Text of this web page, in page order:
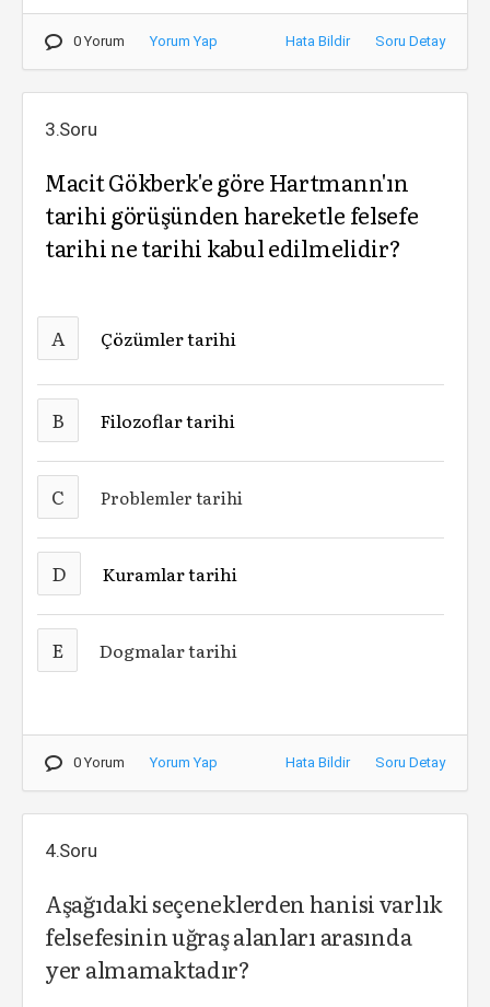
0 Yorum Yorum Yap Hata Bildir Soru Detay
3.Soru
Macit Gökberk'e göre Hartmann'ın
tarihi görüşünden hareketle felsefe
tarihi ne tarihi kabul edilmelidir?
A Çözümler tarihi
B Filozoflar tarihi
C Problemler tarihi
D Kuramlar tarihi
E Dogmalar tarihi
0 Yorum Yorum Yap Hata Bildir Soru Detay
4.Soru
Aşağıdaki seçeneklerden hanisi varlık
felsefesinin uğraş alanları arasında
yer almamaktadır?